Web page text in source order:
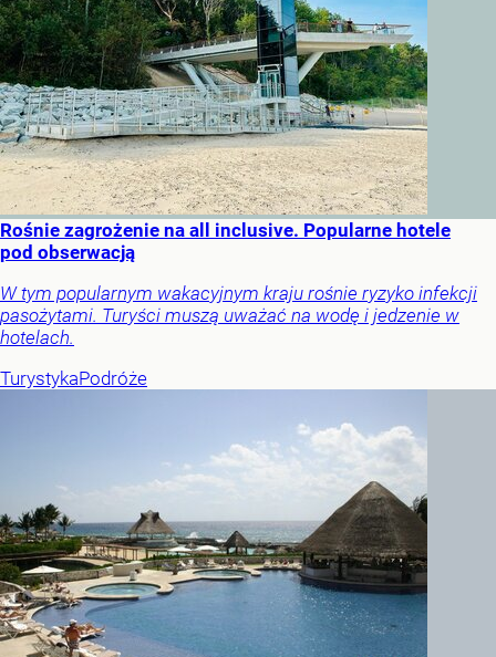
Rośnie zagrożenie na all inclusive. Popularne hotele
pod obserwacją
W tym popularnym wakacyjnym kraju rośnie ryzyko infekcji
pasożytami. Turyści muszą uważać na wodę i jedzenie w
hotelach.
TurystykaPodróże